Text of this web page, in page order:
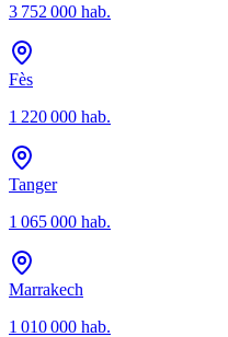
3 752 000 hab.
Fès
1 220 000 hab.
Tanger
1 065 000 hab.
Marrakech
1 010 000 hab.